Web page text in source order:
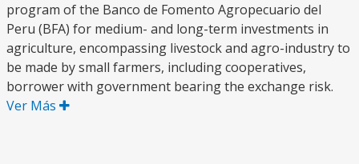
program of the Banco de Fomento Agropecuario del
Peru (BFA) for medium- and long-term investments in
agriculture, encompassing livestock and agro-industry to
be made by small farmers, including cooperatives,
borrower with government bearing the exchange risk.
Ver Más